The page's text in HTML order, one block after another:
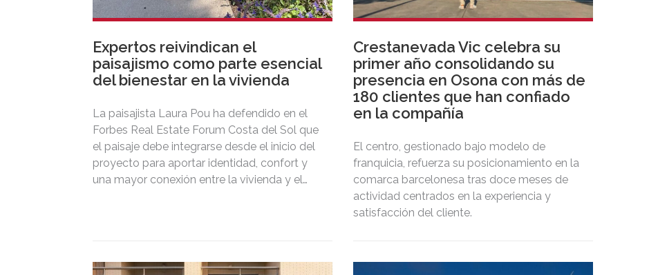
Expertos reivindican el
paisajismo como parte esencial
del bienestar en la vivienda
La paisajista Laura Pou ha defendido en el
Forbes Real Estate Forum Costa del Sol que
el paisaje debe integrarse desde el inicio del
proyecto para aportar identidad, confort y
una mayor conexión entre la vivienda y el
Crestanevada Vic celebra su
primer año consolidando su
presencia en Osona con más de
180 clientes que han confiado
en la compañía
El centro, gestionado bajo modelo de
franquicia, refuerza su posicionamiento en la
comarca barcelonesa tras doce meses de
actividad centrados en la experiencia y
satisfacción del cliente.